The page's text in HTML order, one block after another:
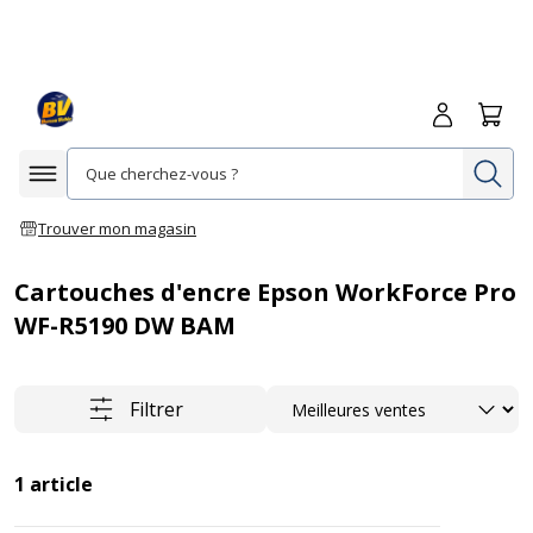
Afficher la navigation
Trouver mon magasin
Me
Cartouches d'encre Epson WorkForce Pro
WF-R5190 DW BAM
Filtrer Trier
1 article